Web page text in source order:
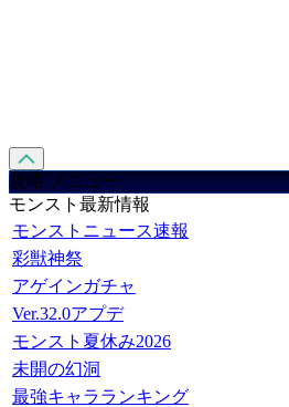
攻略 メニュー
モンスト最新情報
モンストニュース速報
彩獣神祭
アゲインガチャ
Ver.32.0アプデ
モンスト夏休み2026
未開の幻洞
最強キャラランキング